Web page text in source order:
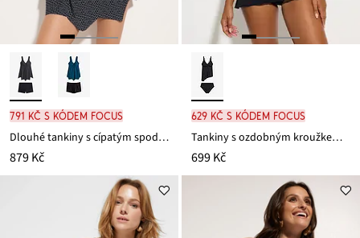
791 Kč s kódem FOCUS
Dlouhé tankiny s cípatým spodním okrajem (2dílná souprava)
879 Kč
629 Kč s kódem FOCUS
Tankiny s ozdobným kroužkem (2dílná souprava)
699 Kč